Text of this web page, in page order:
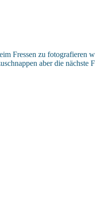
Fressen zu fotografieren
aber die nächste